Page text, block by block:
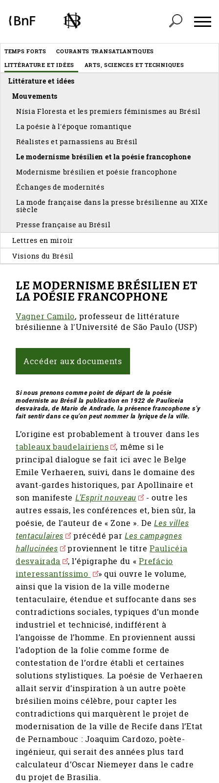
Menu
éditorial
TEMPS FORTS
COURANTS TRANSATLANTIQUES
LITTÉRATURE ET IDÉES
ARTS, SCIENCES ET TECHNIQUES
Littérature et idées
Mouvements
Nísia Floresta et les premiers féminismes au Brésil
La poésie à l'époque romantique
Réalistes et parnassiens au Brésil
Le modernisme brésilien et la poésie francophone
Modernisme brésilien et poésie francophone
Échanges de modernités
La mode française dans la presse brésilienne au XIXe
siècle
Presse française au Brésil
Lettres en miroir
Visions du Brésil
LE MODERNISME BRÉSILIEN ET
LA POÉSIE FRANCOPHONE
Vagner Camilo, professeur de littérature
brésilienne à l'Université de São Paulo (USP)
Accéder aux documents
Si nous prenons comme point de départ de la poésie
moderniste au Brésil la publication en 1922 de Pauliceia
desvairada, de Mario de Andrade, la présence francophone s’y
fait sentir dans ce qu’on peut nommer la lyrique de la ville.
L’origine est probablement à trouver dans les
tableaux baudelairiens
, même si le
principal dialogue se fait ici avec le Belge
Emile Verhaeren, suivi, dans le domaine des
avant-gardes historiques, par Apollinaire et
son manifeste L’Esprit nouveau
- outre les
autres essais, les conférences et, bien sûr, la
poésie, de l’auteur de « Zone ». DeLes villes
tentaculaires
précédé parLes campagnes
hallucinées
proviennent le titrePaulicéia
desvairada
, l’épigraphe du «Prefácio
interessantíssimo
» qui ouvre le volume,
ainsi que la vision de la ville moderne
tentaculaire, étendue et suffocante dans ses
contradictions sociales, typiques d’un monde
industriel et technicisé, indifférent à
l’angoisse de l’homme. En proviennent aussi
l’adoption de la folie comme forme de
contestation de l’ordre établi et certaines
solutions stylistiques. La poésie de Verhaeren
allait servir d’inspiration à un autre poète
brésilien moins célèbre, pour capter les
contradictions qui marquèrent le projet de
modernisation de la ville de Recife dans l’Etat
de Pernambouc : Joaquim Cardozo, poète-
ingénieur, qui serait des années plus tard
calculateur d’Oscar Niemeyer dans le cadre
du projet de Brasilia.